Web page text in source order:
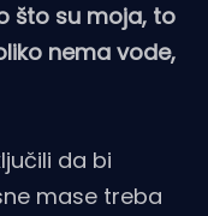
što su moja, to
nema vode,
da bi
mase treba